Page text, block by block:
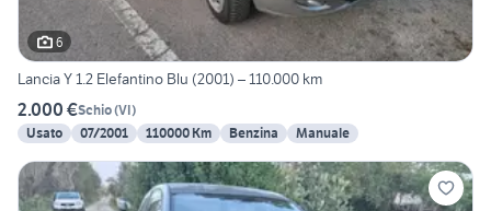
6
Lancia Y 1.2 Elefantino Blu (2001) – 110.000 km
2.000 €Schio(VI)
Usato
07/2001 110000 Km Benzina Manuale